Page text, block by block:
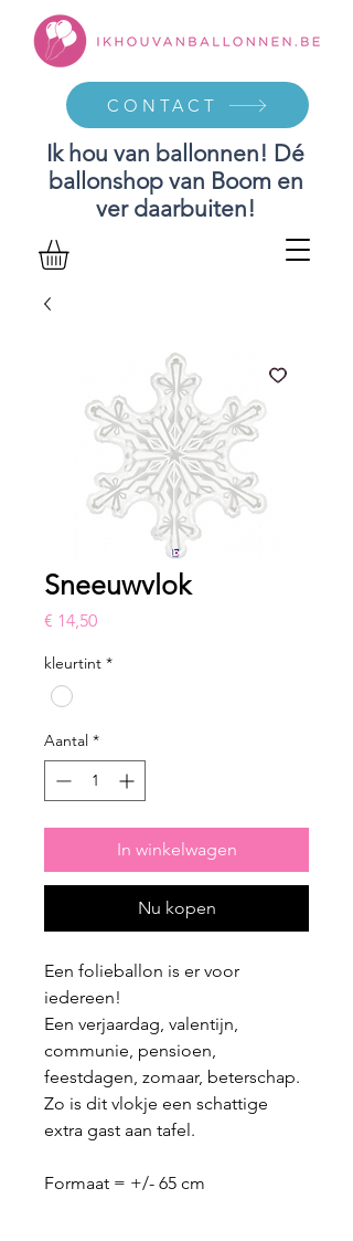
Ik hou van ballonnen! Dé
ballonshop van Boom en
ver daarbuiten!
CONTACT
Sneeuwvlok
€ 14,50Prijs
kleurtint *
Aantal *
In winkelwagen
Nu kopen
Een folieballon is er voor
iedereen!
Een verjaardag, valentijn,
communie, pensioen,
feestdagen, zomaar, beterschap.
Zo is dit vlokje een schattige
extra gast aan tafel.
Formaat = +/- 65 cm